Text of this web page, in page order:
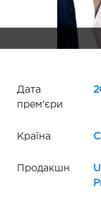
Дата
прем'єри
Країна
Продакшн